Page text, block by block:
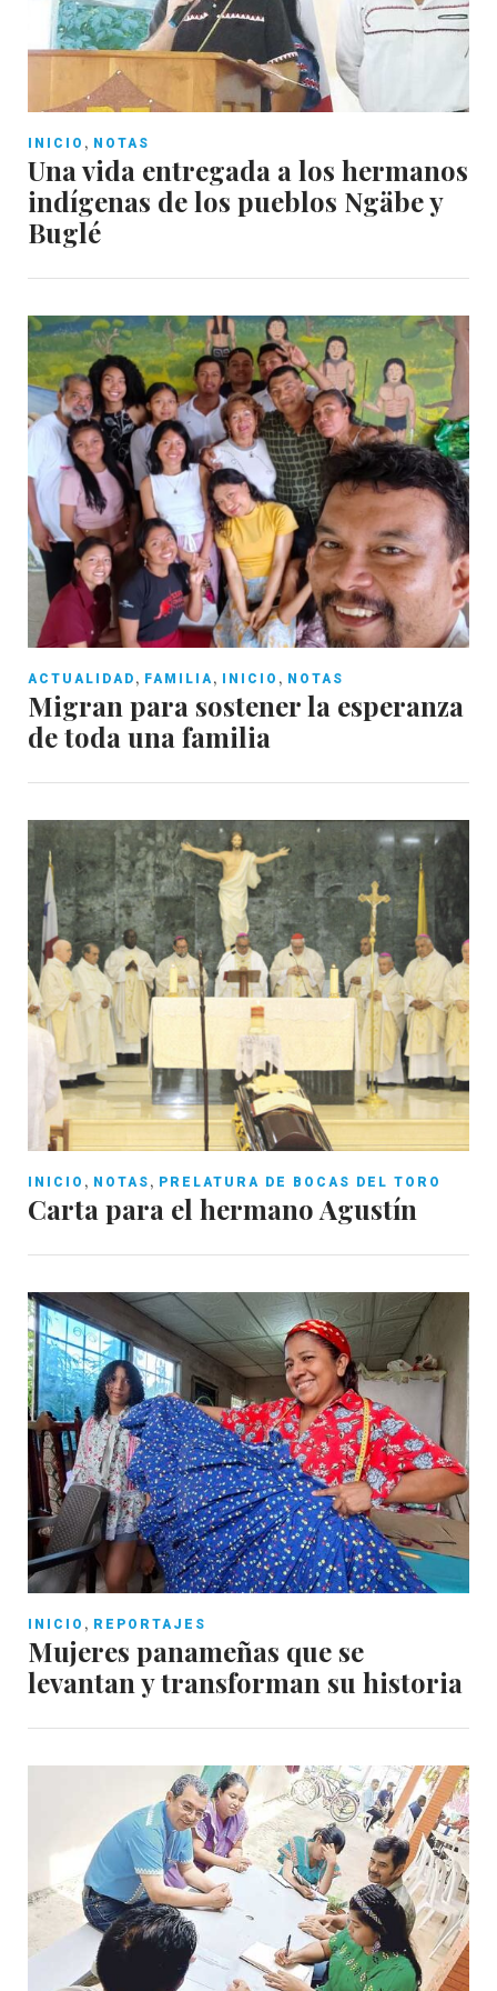
INICIO , NOTAS
Una vida entregada a los hermanos
indígenas de los pueblos Ngäbe y
Buglé
ACTUALIDAD , FAMILIA , INICIO , NOTAS
Migran para sostener la esperanza
de toda una familia
INICIO , NOTAS , PRELATURA DE BOCAS DEL TORO
Carta para el hermano Agustín
INICIO , REPORTAJES
Mujeres panameñas que se
levantan y transforman su historia